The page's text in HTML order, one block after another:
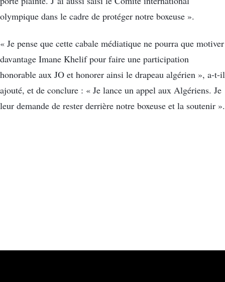
olympique dans le cadre de protéger notre boxeuse ».
« Je pense que cette cabale médiatique ne pourra que motiver
davantage Imane Khelif pour faire une participation
honorable aux JO et honorer ainsi le drapeau algérien », a-t-il
ajouté, et de conclure : « Je lance un appel aux Algériens. Je
leur demande de rester derrière notre boxeuse et la soutenir ».